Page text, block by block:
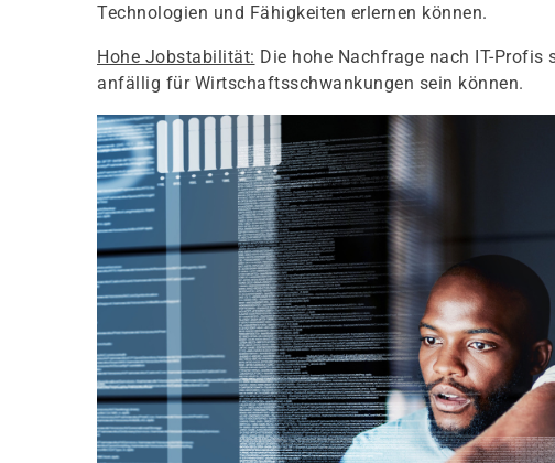
Technologien und Fähigkeiten erlernen können.
Hohe Jobstabilität: Die hohe Nachfrage nach IT-
anfällig für Wirtschaftsschwankungen sein können.